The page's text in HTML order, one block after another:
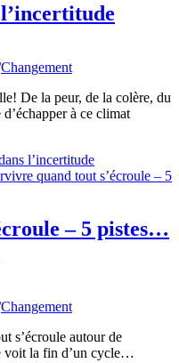
Changement
De la peur, de la colère, du
à ce climat
l’incertitude
– 5 pistes…
Changement
s’écroule autour de
voit la fin d’un cycle…